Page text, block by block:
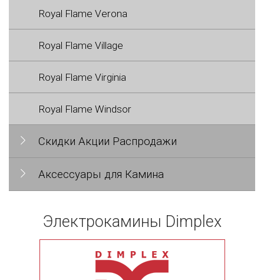
Royal Flame Verona
Royal Flame Village
Royal Flame Virginia
Royal Flame Windsor
Скидки Акции Распродажи
Аксессуары для Камина
Электрокамины Dimplex